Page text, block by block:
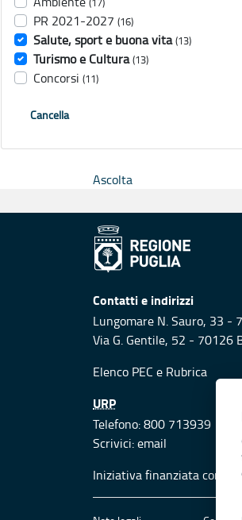
PR 2021-2027 (16)
Salute, sport e buona vita (13)
Turismo e Cultura (13)
Concorsi (11)
Cancella
Ascolta
Contatti e indirizzi
Lungomare N. Sauro, 33 -
Via G. Gentile, 52 - 70126
Elenco PEC e Rubrica
URP
Telefono: 800 713939
Scrivici:email
Iniziativa finanziata con